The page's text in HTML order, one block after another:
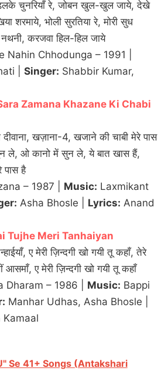
चुनरियाँ रे, जोबन खुल-खुल जाये, देखे
शरमाये, भोली सुरतिया रे, मोरी सुध
नथनी, करजवा हिल-हिल जाये
Nahin Chhodunga – 1991 |
| Singer: Shabbir Kumar,
Zamana Khazane Ki Chabi
दीवाना, खज़ाना-4, खजाने की चाबी मेरे पास
ले, ओ कानो में सुन ले, ये बात खास हैं,
पास है
– 1987 | Music: Laxmikant
Asha Bhosle | Lyrics: Anand
Tujhe Meri Tanhaiyan
ए मेरी ज़िन्दगी खो गयी तू कहाँ, तेरे
आसमाँ, ए मेरी ज़िन्दगी खो गयी तू कहाँ
Dharam – 1986 | Music: Bappi
Manhar Udhas, Asha Bhosle |
Kamaal
Se 41+ Songs (Antakshari